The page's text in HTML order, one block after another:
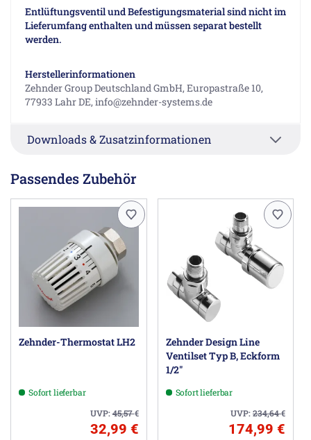
Entlüftungsventil und Befestigungsmaterial sind nicht im
Lieferumfang enthalten und müssen separat bestellt
werden.
Herstellerinformationen
Zehnder Group Deutschland GmbH, Europastraße 10,
77933 Lahr DE, info@zehnder-systems.de
Downloads & Zusatzinformationen
Passendes Zubehör
Zehnder-Thermostat LH2
Sofort lieferbar
UVP:45,57€
32,99 €
Zehnder Design Line
Ventilset Typ B, Eckform
1/2"
Sofort lieferbar
UVP:234,64€
174,99 €